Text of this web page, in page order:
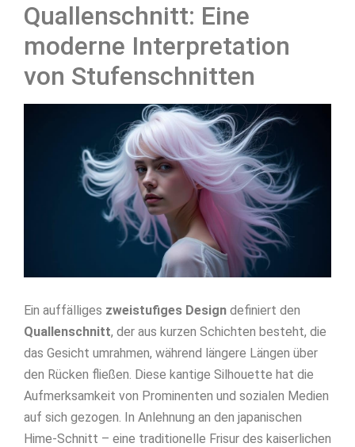
Quallenschnitt: Eine
moderne Interpretation
von Stufenschnitten
Ein auffälliges zweistufiges Design definiert den
Quallenschnitt, der aus kurzen Schichten besteht, die
das Gesicht umrahmen, während längere Längen über
den Rücken fließen. Diese kantige Silhouette hat die
Aufmerksamkeit von Prominenten und sozialen Medien
auf sich gezogen. In Anlehnung an den japanischen
Hime-Schnitt – eine traditionelle Frisur des kaiserlichen